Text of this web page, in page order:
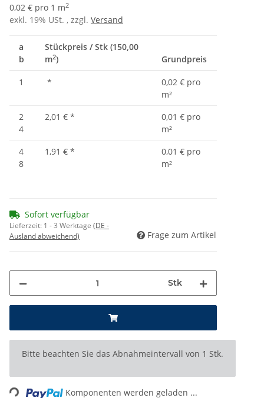
0,02 € pro 1 m2
exkl. 19% USt. , zzgl. Versand
a
b
Stückpreis / Stk (150,00
m2) Grundpreis
1 *
0,02 € pro
m²
2
4
2,01 € *
0,01 € pro
m²
4
8
1,91 € *
0,01 € pro
m²
Sofort verfügbar
Lieferzeit: 1 - 3 Werktage (DE -
Ausland abweichend)
Frage zum Artikel
Stk
x
Bitte beachten Sie das Abnahmeintervall von 1 Stk.
Komponenten werden geladen ...